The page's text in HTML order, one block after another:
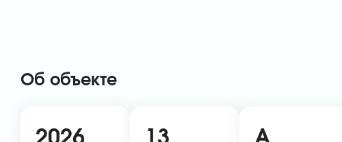
Об объекте